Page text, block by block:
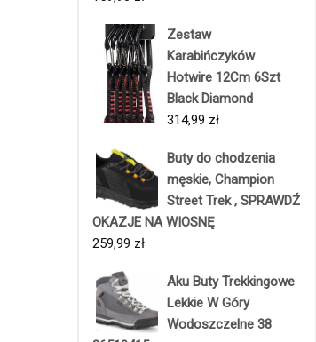
Zestaw
Karabińczyków
Hotwire 12Cm 6Szt
Black Diamond
314,99 zł
Buty do chodzenia
męskie, Champion
Street Trek , SPRAWDŹ
OKAZJE NA WIOSNĘ
259,99 zł
Aku Buty Trekkingowe
Lekkie W Góry
Wodoszczelne 38